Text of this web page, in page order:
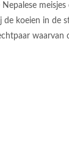
koeien in de
waarvan